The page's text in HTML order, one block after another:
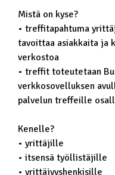
Mistä on kyse?
• treffitapahtuma
tavoittaa asiakkaita ja
verkostoa
• treffit toteutetaan
verkkosovelluksen
palvelun treffeille
Kenelle?
• yrittäjille
• itsensä työllistäjille
• yrittäjyyshenkisille